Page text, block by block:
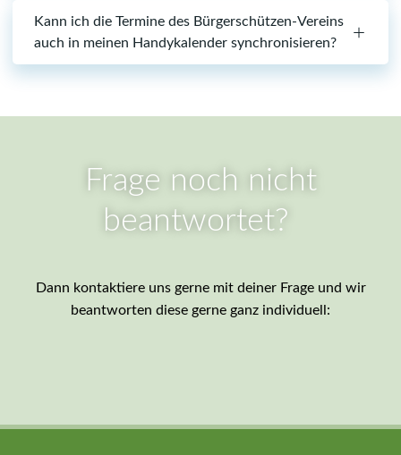
Kann ich die Termine des Bürgerschützen-Vereins
auch in meinen Handykalender synchronisieren?
Frage noch nicht
beantwortet?
Dann kontaktiere uns gerne mit deiner Frage und wir
beantworten diese gerne ganz individuell: